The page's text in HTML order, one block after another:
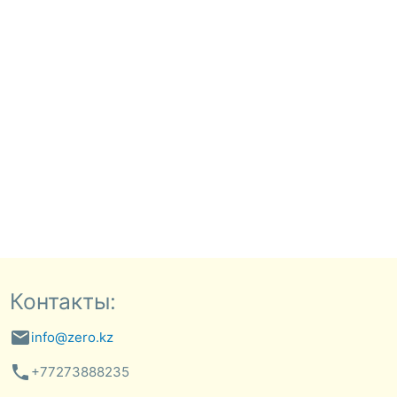
Контакты:
emailinfo@zero.kz
phone +77273888235